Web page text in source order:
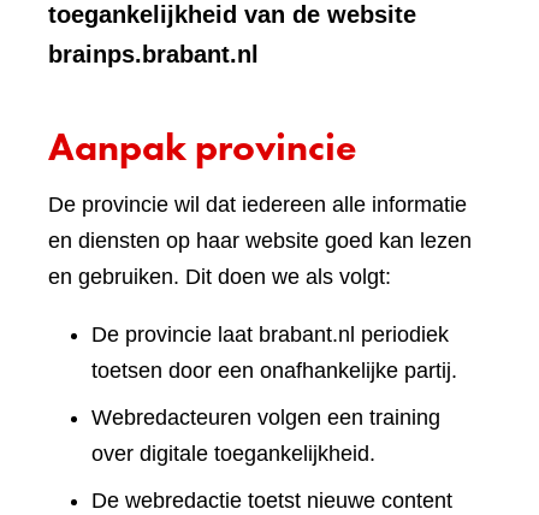
toegankelijkheid van de website
brainps.brabant.nl
Aanpak provincie
De provincie wil dat iedereen alle informatie
en diensten op haar website goed kan lezen
en gebruiken. Dit doen we als volgt:
De provincie laat brabant.nl periodiek
toetsen door een onafhankelijke partij.
Webredacteuren volgen een training
over digitale toegankelijkheid.
De webredactie toetst nieuwe content